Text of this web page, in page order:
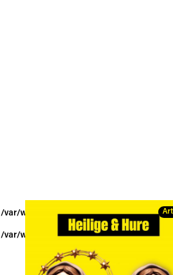
/var/www/vhosts/thewildgoldenegg.com/
/var/www/vhosts/thewildgoldenegg.com/